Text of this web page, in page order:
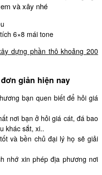
và xây nhé
6×8 mái tone
dựng phần thô khoảng 200
giản hiện nay
bạn quen biết để hỏi giá
nơi bạn ở hỏi giá cát, đá bao
khác sắt, xi..
và bền chủ đại lý họ sẽ giải
nhớ xin phép địa phương nơi